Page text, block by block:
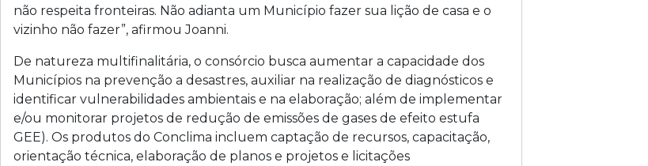
não respeita fronteiras. Não adianta um Município fazer sua lição de casa e o
vizinho não fazer”, afirmou Joanni.
De natureza multifinalitária, o consórcio busca aumentar a capacidade dos
Municípios na prevenção a desastres, auxiliar na realização de diagnósticos e
identificar vulnerabilidades ambientais e na elaboração; além de implementar
e/ou monitorar projetos de redução de emissões de gases de efeito estufa
GEE). Os produtos do Conclima incluem captação de recursos, capacitação,
orientação técnica, elaboração de planos e projetos e licitações